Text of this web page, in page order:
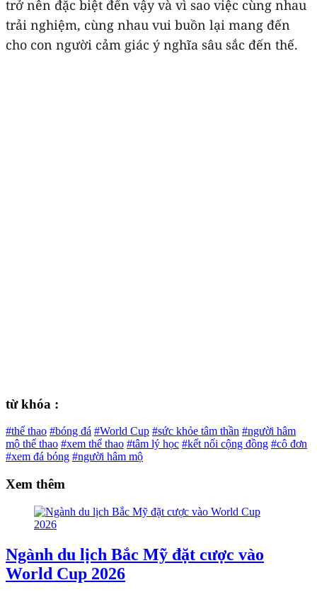
trở nên đặc biệt đến vậy và vì sao việc cùng nhau
trải nghiệm, cùng nhau vui buồn lại mang đến
cho con người cảm giác ý nghĩa sâu sắc đến thế.
từ khóa :
#thể thao #bóng đá #World Cup #sức khỏe tâm thần #người hâm
mộ thể thao #xem thể thao #tâm lý học #kết nối cộng đồng #cô đơn
#xem đá bóng #người hâm mộ
Xem thêm
Ngành du lịch Bắc Mỹ đặt cược vào
World Cup 2026